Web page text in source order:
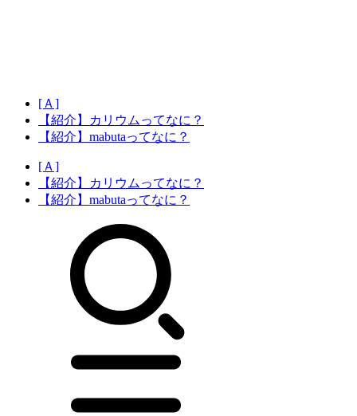
[Ａ]
【紹介】カリウムってなに？
【紹介】mabutaってなに？
[Ａ]
【紹介】カリウムってなに？
【紹介】mabutaってなに？